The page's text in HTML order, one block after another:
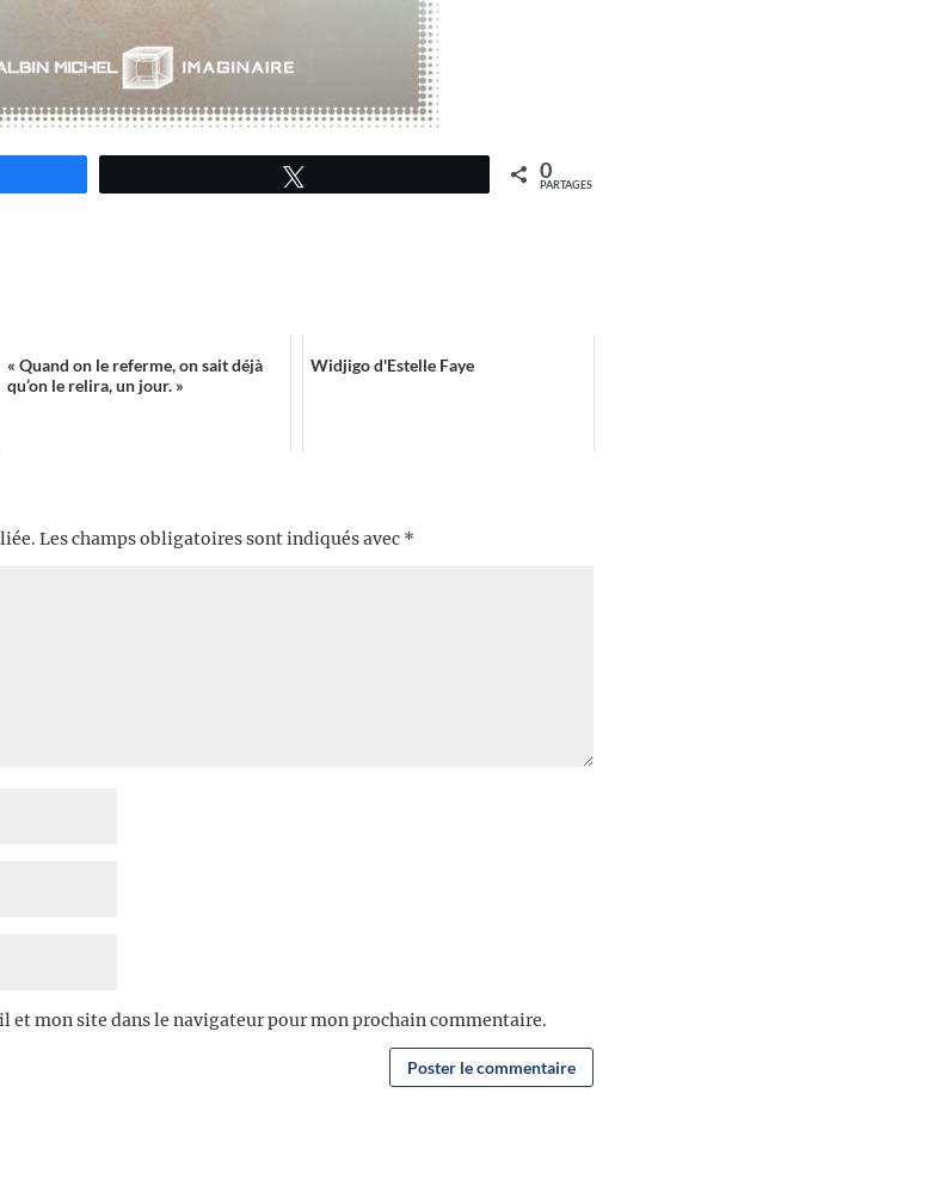
0
PARTAGES
« Quand on le referme, on sait déjà
qu’on le relira, un jour. »
Widjigo d'Estelle Faye
Les champs obligatoires sont indiqués avec *
mon site dans le navigateur pour mon prochain commentaire.